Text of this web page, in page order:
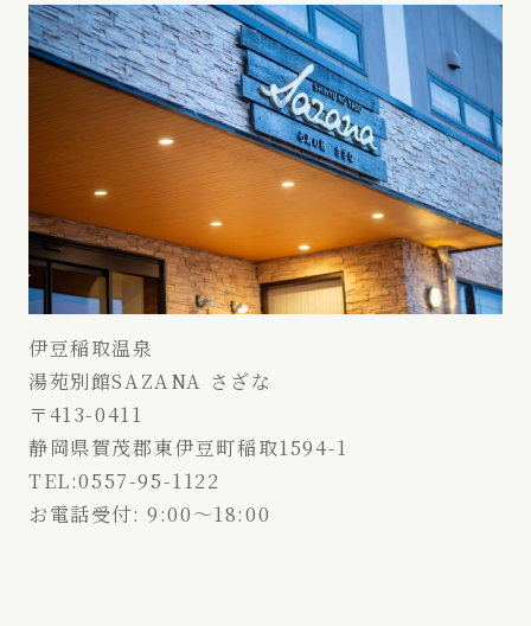
伊豆稲取温泉
湯苑別館SAZANA さざな
〒413-0411
静岡県賀茂郡東伊豆町稲取1594-1
TEL:0557-95-1122
お電話受付: 9:00～18:00